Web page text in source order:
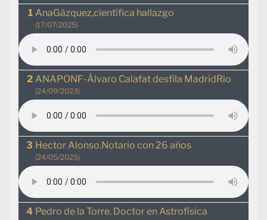
AnaGázquez,científica hallazgo
(17/07/2025)
ANAPONF-Álvaro Calafat desfila MadridRio
(24/09/2023)
Hector Alonso.Notario con 26 años
(24/05/2025)
Pedro de la Torre. Doctor en Astrofísica